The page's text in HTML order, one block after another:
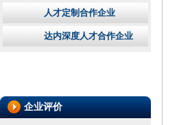
人才定制合作企业
达内深度人才合作企业
企业评价